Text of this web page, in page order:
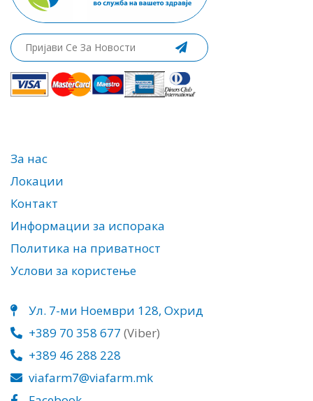
За нас
Локации
Контакт
Информации за испорака
Политика на приватност
Услови за користење
Ул. 7-ми Ноември 128, Охрид
+389 70 358 677 (Viber)
+389 46 288 228
viafarm7@viafarm.mk